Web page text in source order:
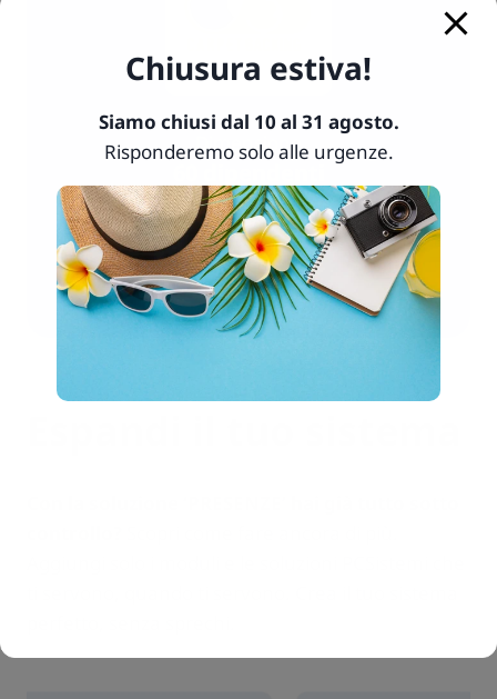
Dimensione
Settore
Tessile
Chiusura estiva!
Siamo chiusi dal 10 al 31 agosto.
Risponderemo solo alle urgenze.